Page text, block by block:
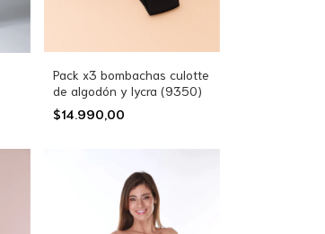
Pack x3 bombachas culotte
de algodón y lycra (9350)
$14.990,00